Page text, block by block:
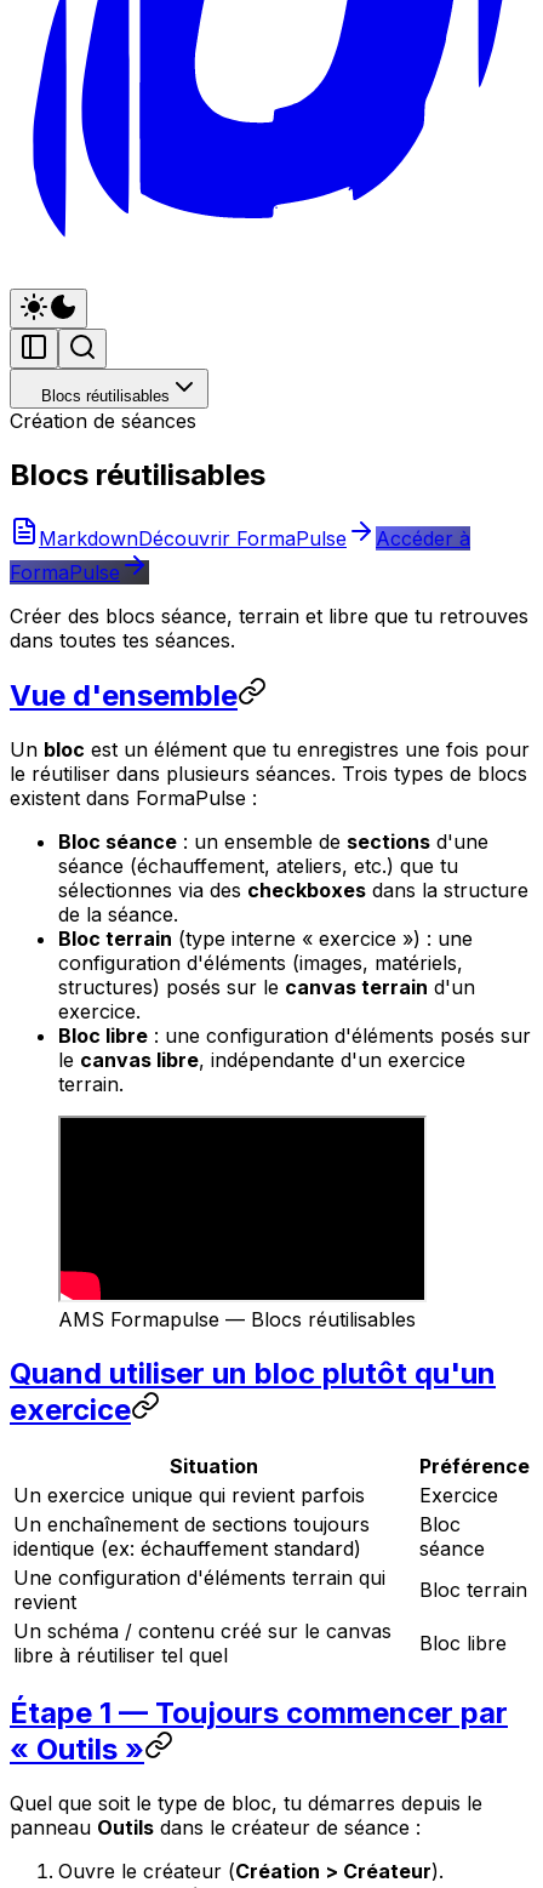
Blocs réutilisables
Création de séances
Blocs réutilisables
MarkdownDécouvrir FormaPulse
Accéder à
FormaPulse
Créer des blocs séance, terrain et libre que tu retrouves
dans toutes tes séances.
Vue d'ensemble
Un bloc est un élément que tu enregistres une fois pour
le réutiliser dans plusieurs séances. Trois types de blocs
existent dans FormaPulse :
Bloc séance : un ensemble de sections d'une
séance (échauffement, ateliers, etc.) que tu
sélectionnes via des checkboxes dans la structure
de la séance.
Bloc terrain (type interne « exercice ») : une
configuration d'éléments (images, matériels,
structures) posés sur le canvas terrain d'un
exercice.
Bloc libre : une configuration d'éléments posés sur
le canvas libre, indépendante d'un exercice
terrain.
AMS Formapulse — Blocs réutilisables
Quand utiliser un bloc plutôt qu'un
exercice
Situation
Préférence
Un exercice unique qui revient parfois
Exercice
Un enchaînement de sections toujours
identique (ex: échauffement standard)
Bloc
séance
Une configuration d'éléments terrain qui
revient
Bloc terrain
Un schéma / contenu créé sur le canvas
libre à réutiliser tel quel
Bloc libre
Étape 1 — Toujours commencer par
« Outils »
Quel que soit le type de bloc, tu démarres depuis le
panneau Outils dans le créateur de séance :
Ouvre le créateur (Création > Créateur).